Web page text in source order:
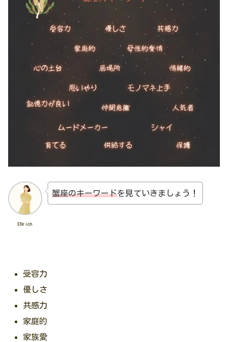
ENrich
蟹座のキーワードを見ていきましょう！
受容力
優しさ
共感力
家庭的
家族愛